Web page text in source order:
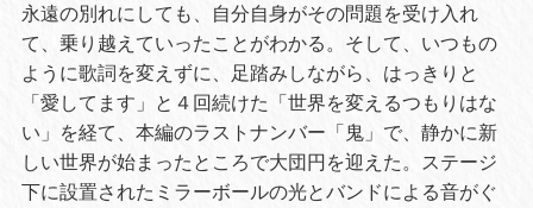
永遠の別れにしても、自分自身がその問題を受け入れ
て、乗り越えていったことがわかる。そして、いつもの
ように歌詞を変えずに、足踏みしながら、はっきりと
「愛してます」と４回続けた「世界を変えるつもりはな
い」を経て、本編のラストナンバー「鬼」で、静かに新
しい世界が始まったところで大団円を迎えた。ステージ
下に設置されたミラーボールの光とバンドによる音がぐ